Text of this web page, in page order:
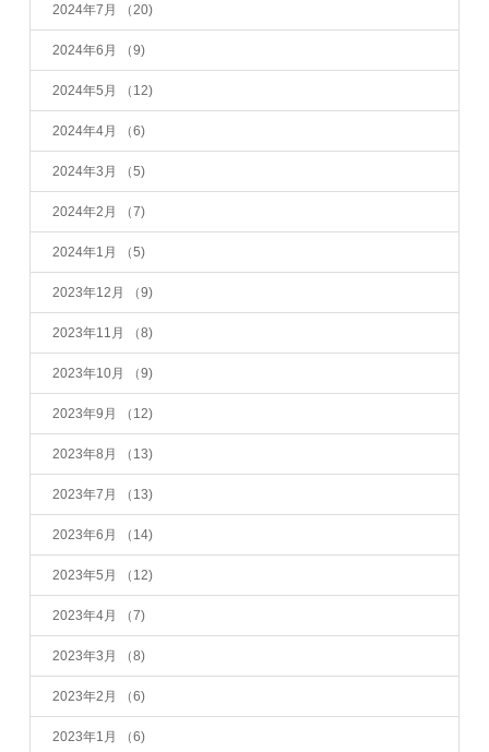
2024年7月 （20)
2024年6月 （9)
2024年5月 （12)
2024年4月 （6)
2024年3月 （5)
2024年2月 （7)
2024年1月 （5)
2023年12月 （9)
2023年11月 （8)
2023年10月 （9)
2023年9月 （12)
2023年8月 （13)
2023年7月 （13)
2023年6月 （14)
2023年5月 （12)
2023年4月 （7)
2023年3月 （8)
2023年2月 （6)
2023年1月 （6)